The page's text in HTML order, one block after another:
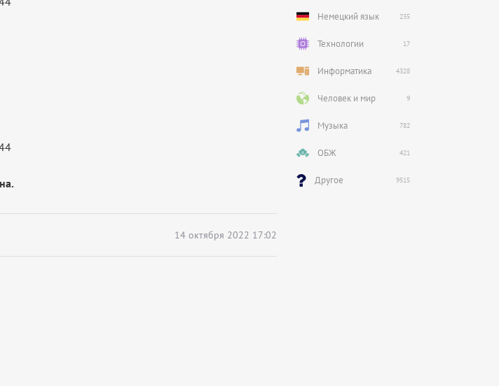
14 октября 2022 17:02
Немецкий язык 235
Технологии 17
Информатика 4328
Человек и мир 9
Музыка 782
ОБЖ 421
Другое 9515